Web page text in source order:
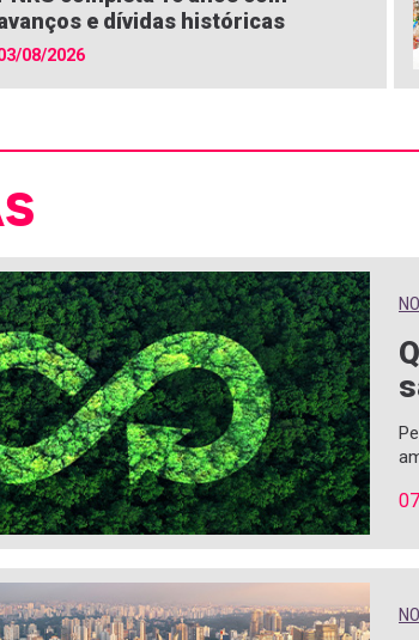
e dívidas históricas
08/2026